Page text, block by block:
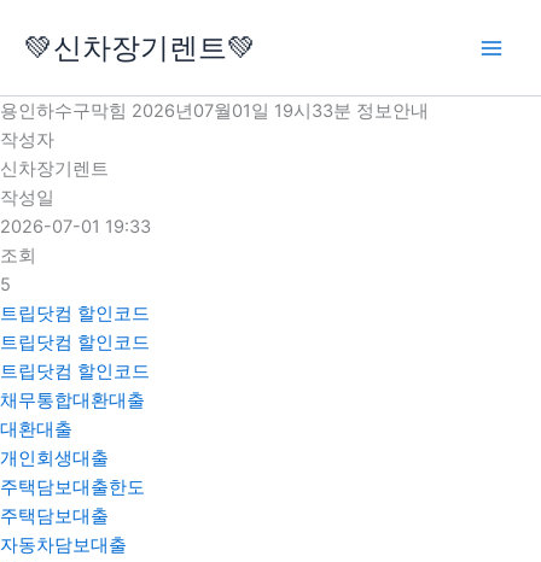
로
건
너
뛰
기
💚신차장기렌트💚
용인하수구막힘 2026년07월01일 19시33분 정보안내
작성자
신차장기렌트
작성일
2026-07-01 19:33
조회
5
트립닷컴 할인코드
트립닷컴 할인코드
트립닷컴 할인코드
채무통합대환대출
대환대출
개인회생대출
주택담보대출한도
주택담보대출
자동차담보대출